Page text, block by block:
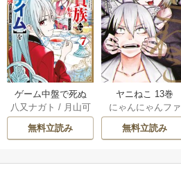
ゲーム中盤で死ぬ
悪役貴族に転生し
たので、外れスキ
ル【テイム】を駆
してみた 7巻
八又ナガト / 月山可
也
無料立読み
ヤニねこ 13巻
にゃんにゃんファ
クトリー
無料立読み